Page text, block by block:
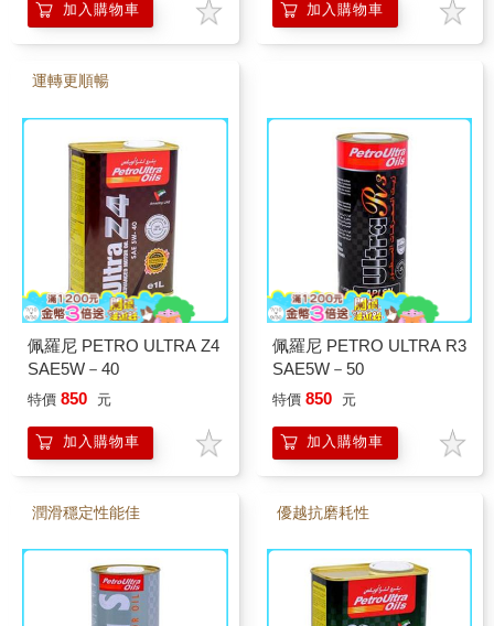
加入購物車 加入購物車
運轉更順暢
佩羅尼 PETRO ULTRA Z4
SAE5W－40
特價 850 元
加入購物車
佩羅尼 PETRO ULTRA R3
SAE5W－50
特價 850 元
加入購物車
潤滑穩定性能佳 優越抗磨耗性